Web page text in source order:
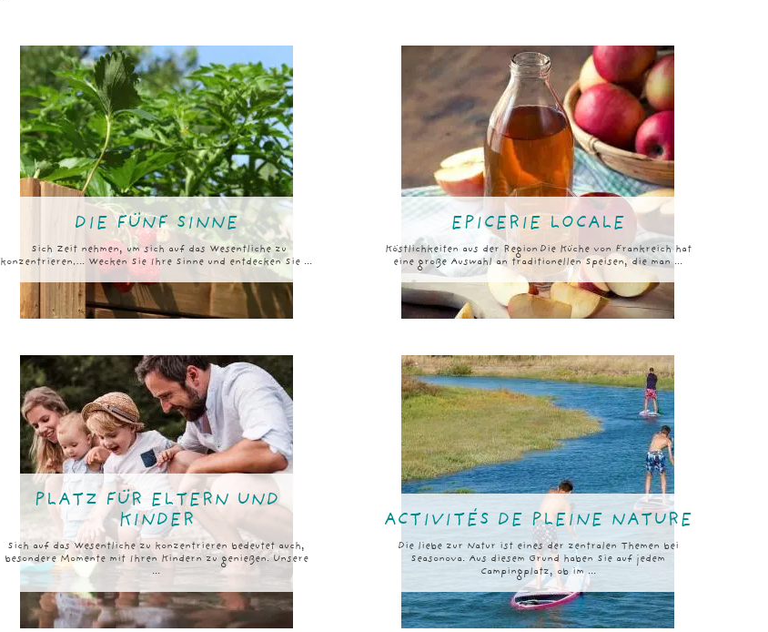
DIE FÜNF SINNE
Sich Zeit nehmen, um sich auf das Wesentliche zu
konzentrieren…. Wecken Sie Ihre Sinne und entdecken Sie ...
EPICERIE LOCALE
Köstlichkeiten aus der Region Die Küche von Frankreich hat
eine große Auswahl an traditionellen Speisen, die man ...
PLATZ FÜR ELTERN UND
KINDER
Sich auf das Wesentliche zu konzentrieren bedeutet auch,
besondere Momente mit Ihren Kindern zu genießen. Unsere
...
ACTIVITÉS DE PLEINE NATURE
Die liebe zur Natur ist eines der zentralen Themen bei
Seasonova. Aus diesem Grund haben Sie auf jedem
Campingplatz, ob im ...